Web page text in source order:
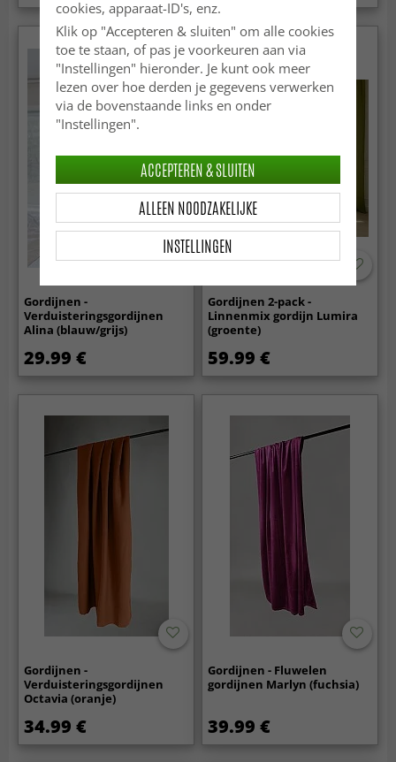
Gordijnen -
Verduisteringsgordijnen
Alina (blauw/grijs)
29.99 €
Nieuw
Gordijnen 2-pack -
Linnenmix gordijn Lumira
(groente)
59.99 €
Gordijnen -
Verduisteringsgordijnen
Octavia (oranje)
34.99 €
Gordijnen - Fluwelen
gordijnen Marlyn (fuchsia)
39.99 €
cookies, apparaat-ID's, enz.
Klik op "Accepteren & sluiten" om alle cookies
toe te staan, of pas je voorkeuren aan via
"Instellingen" hieronder. Je kunt ook meer
lezen over hoe derden je gegevens verwerken
via de bovenstaande links en onder
"Instellingen".
INSTELLINGEN
ALLEEN NOODZAKELIJKE
ACCEPTEREN & SLUITEN